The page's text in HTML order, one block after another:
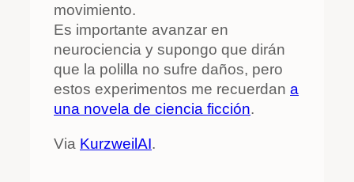
movimiento.
Es importante avanzar en
neurociencia y supongo que dirán
que la polilla no sufre daños, pero
estos experimentos me recuerdan a
una novela de ciencia ficción.
Via KurzweilAI.